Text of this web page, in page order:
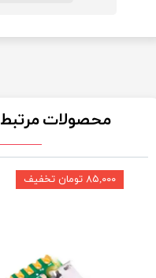
محصولات مرتبط
۸۵,۰۰۰ تومان تخفیف